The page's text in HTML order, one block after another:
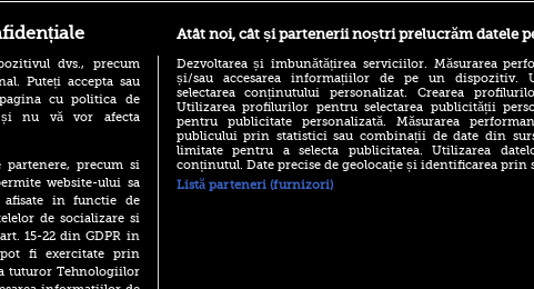
(P) Descoperă Lumea
Evenimentelor din România
cu Transilvania Events!
Emoții intense pentru
dvs., precum
Puteți accepta sau
cu politica de
și nu vă vor afecta
precum si
website-ului sa
afisate in functie de
de socializare si
15-22 din GDPR in
pot fi exercitate prin
tuturor Tehnologiilor
Atât noi, cât și partenerii noștri prelucrăm datele
Dezvoltarea și îmbunătățirea serviciilor. Măsurarea
și/sau accesarea informațiilor de pe un dispozitiv.
selectarea conținutului personalizat. Crearea
Utilizarea profilurilor pentru selectarea publicității
pentru publicitate personalizată. Măsurarea
publicului prin statistici sau combinații de date din
limitate pentru a selecta publicitatea. Utilizarea
conținutul. Date precise de geolocație și identificarea prin
Listă parteneri (furnizori)